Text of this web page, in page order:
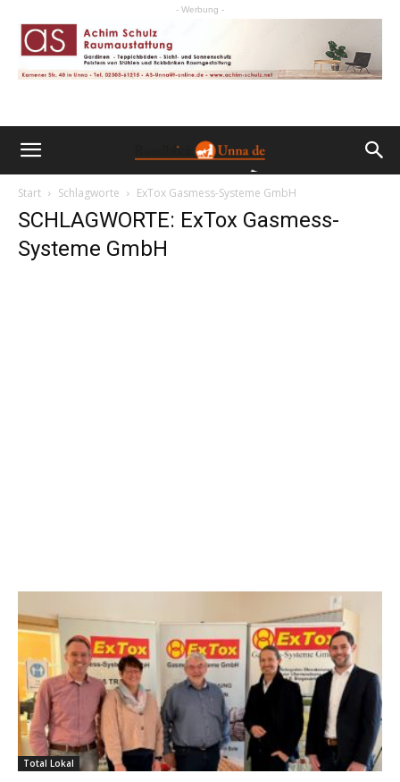
- Werbung -
Start Schlagworte ExTox Gasmess-Systeme GmbH
SCHLAGWORTE: ExTox Gasmess-
Systeme GmbH
Total Lokal